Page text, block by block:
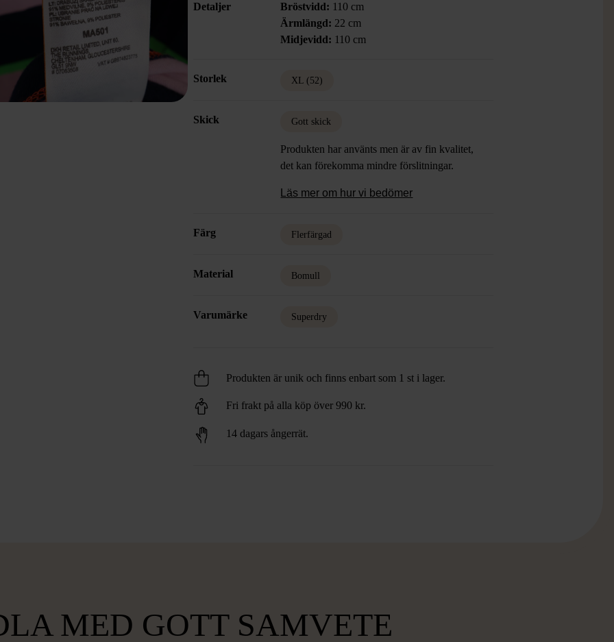
Detaljer Bröstvidd: 110 cm
Ärmlängd: 22 cm
Midjevidd: 110 cm
Storlek XL (52)
Skick Gott skick
Produkten har använts men är av fin kvalitet,
det kan förekomma mindre förslitningar.
Läs mer om hur vi bedömer
Färg Flerfärgad
Material Bomull
Varumärke Superdry
Produkten är unik och finns enbart som 1 st i lager.
Fri frakt på alla köp över 990 kr.
14 dagars ångerrät.
MED GOTT SAMVETE